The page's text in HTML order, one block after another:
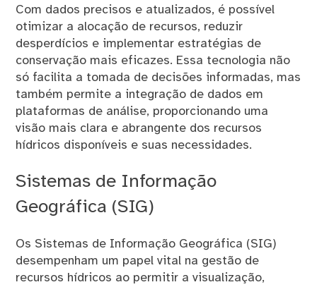
Com dados precisos e atualizados, é possível
otimizar a alocação de recursos, reduzir
desperdícios e implementar estratégias de
conservação mais eficazes. Essa tecnologia não
só facilita a tomada de decisões informadas, mas
também permite a integração de dados em
plataformas de análise, proporcionando uma
visão mais clara e abrangente dos recursos
hídricos disponíveis e suas necessidades.
Sistemas de Informação
Geográfica (SIG)
Os Sistemas de Informação Geográfica (SIG)
desempenham um papel vital na gestão de
recursos hídricos ao permitir a visualização,